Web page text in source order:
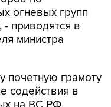
огневых групп
приводятся в
министра
почетную грамоту
содействия в